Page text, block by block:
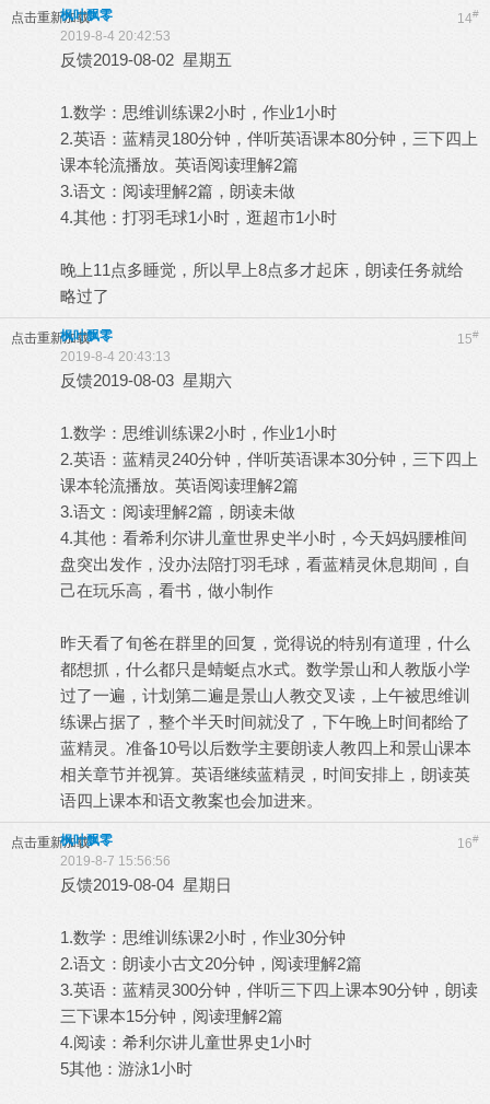
点击重新加载 14#
枫叶飘零
2019-8-4 20:42:53
反馈2019-08-02 星期五
1.数学：思维训练课2小时，作业1小时
2.英语：蓝精灵180分钟，伴听英语课本80分钟，三下四上
课本轮流播放。英语阅读理解2篇
3.语文：阅读理解2篇，朗读未做
4.其他：打羽毛球1小时，逛超市1小时
晚上11点多睡觉，所以早上8点多才起床，朗读任务就给
略过了
点击重新加载 15#
枫叶飘零
2019-8-4 20:43:13
反馈2019-08-03 星期六
1.数学：思维训练课2小时，作业1小时
2.英语：蓝精灵240分钟，伴听英语课本30分钟，三下四上
课本轮流播放。英语阅读理解2篇
3.语文：阅读理解2篇，朗读未做
4.其他：看希利尔讲儿童世界史半小时，今天妈妈腰椎间
盘突出发作，没办法陪打羽毛球，看蓝精灵休息期间，自
己在玩乐高，看书，做小制作
昨天看了旬爸在群里的回复，觉得说的特别有道理，什么
都想抓，什么都只是蜻蜓点水式。数学景山和人教版小学
过了一遍，计划第二遍是景山人教交叉读，上午被思维训
练课占据了，整个半天时间就没了，下午晚上时间都给了
蓝精灵。准备10号以后数学主要朗读人教四上和景山课本
相关章节并视算。英语继续蓝精灵，时间安排上，朗读英
语四上课本和语文教案也会加进来。
点击重新加载 16#
枫叶飘零
2019-8-7 15:56:56
反馈2019-08-04 星期日
1.数学：思维训练课2小时，作业30分钟
2.语文：朗读小古文20分钟，阅读理解2篇
3.英语：蓝精灵300分钟，伴听三下四上课本90分钟，朗读
三下课本15分钟，阅读理解2篇
4.阅读：希利尔讲儿童世界史1小时
5其他：游泳1小时